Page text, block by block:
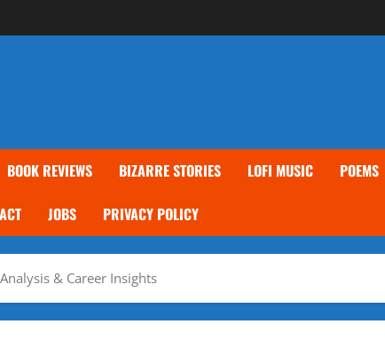
BOOK REVIEWS BIZARRE STORIES LOFI MUSIC POEMS
JOBS PRIVACY POLICY
& Career Insights